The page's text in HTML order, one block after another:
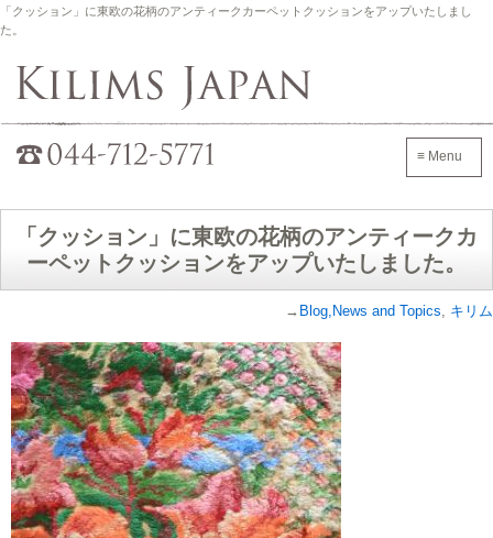
「クッション」に東欧の花柄のアンティークカーペットクッションをアップいたしまし
た。
≡ Menu
「クッション」に東欧の花柄のアンティークカ
ーペットクッションをアップいたしました。
→ Blog,News and Topics, キリム